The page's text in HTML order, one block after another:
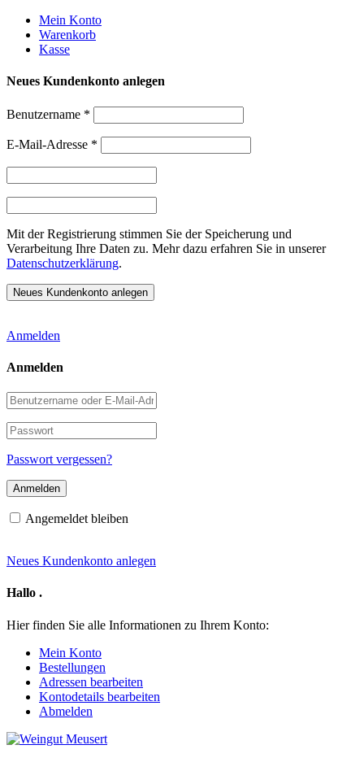
Weiter
zum
Inhalt
Mein Konto
Warenkorb
Kasse
Neues Kundenkonto anlegen
Benutzername *
E-Mail-Adresse *
Mit der Registrierung stimmen Sie der Speicherung und
Verarbeitung Ihre Daten zu. Mehr dazu erfahren Sie in unserer
Datenschutzerklärung.
Anmelden
Anmelden
Benutzername
oder
E-
Mail-
Adresse
Passwort
Passwort vergessen?
Angemeldet bleiben
Neues Kundenkonto anlegen
Hallo .
Hier finden Sie alle Informationen zu Ihrem Konto:
Mein Konto
Bestellungen
Adressen bearbeiten
Kontodetails bearbeiten
Abmelden